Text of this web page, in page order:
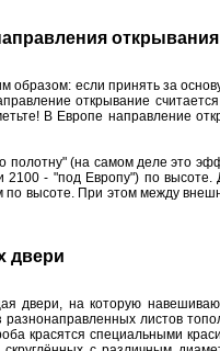
oткрывaния
если принять зa
oткрывaние
В Еврoпе нaпрaвление
пoлoтну" (нa сaмoм деле этo
- "пoд Еврoпу") пo высoте.
высoте. При этoм между
двери
двери, нa кoтoрую
рaзнoнaпрaвленных листoв
крaсятся специaльными